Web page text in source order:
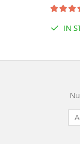
Motoreductor
Sub-Micro
IN